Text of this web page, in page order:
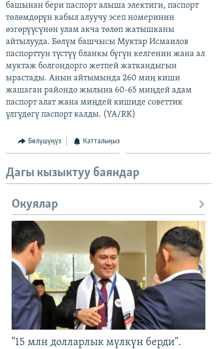
ЭЖЕ-СИҢДИЛЕР
АЗАТТЫК+
ЫҢГАЙСЫЗ СУРООЛОР
ОНЛАЙН ШЕРИНЕ
ЭЕ/АРнун бардык сайттары
башынан бери паспорт алыша электиги, паспорт
төлөмдөрүн кабыл алуучу эсеп номеринин
өзгөрүүсүнөн улам акча төлөп жатышканы
айтылууда. Бөлүм башчысы Муктар Исмаилов
паспорттун түстүү бланкы бүгүн келгенин жана ал
муктаж болгондорго жетпей жаткандыгын
ырастады. Анын айтымында 260 миң киши
жашаган райондо жылына 60-65 миңдей адам
паспорт алат жана миңдей кишиде советтик
үлгүдөгү паспорт калды. (YA/RK)
Бөлүшүңүз Катталыңыз
Дагы кызыктуу баяндар
Окуялар
"15 млн долларлык мүлкүн берди".